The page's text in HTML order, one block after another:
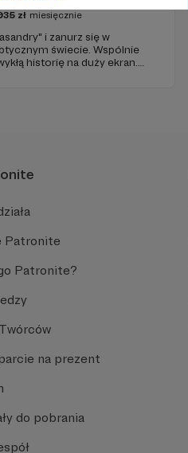
zł miesięcznie
i zanurz się w
świecie. Wspólnie
historię na duży ekran.
Patronite
Patronite?
na prezent
do pobrania